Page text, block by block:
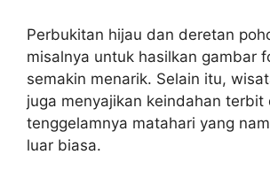
Perbukitan hijau dan deretan
misalnya untuk hasilkan gambar
semakin menarik. Selain itu,
juga menyajikan keindahan terbit
tenggelamnya matahari yang
luar biasa.